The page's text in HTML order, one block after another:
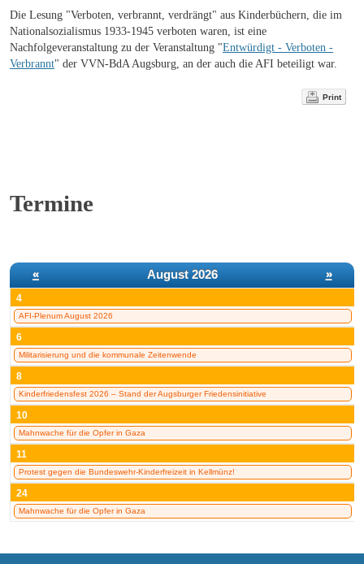
Die Lesung "Verboten, verbrannt, verdrängt" aus Kinderbüchern, die im
Nationalsozialismus 1933-1945 verboten waren, ist eine
Nachfolgeveranstaltung zu der Veranstaltung "Entwürdigt - Verboten -
Verbrannt" der VVN-BdA Augsburg, an der auch die AFI beteiligt war.
Print
Termine
« August 2026 »
4
AFI-Plenum August 2026
6
Militarisierung und die kommunale Zeitenwende
8
Kinderfriedensfest 2026 – Stand der Augsburger Friedensinitiative
10
Mahnwache für die Opfer in Gaza
11
Protest gegen die Bundeswehr-Kinderfreizeit in Kellmünz!
24
Mahnwache für die Opfer in Gaza